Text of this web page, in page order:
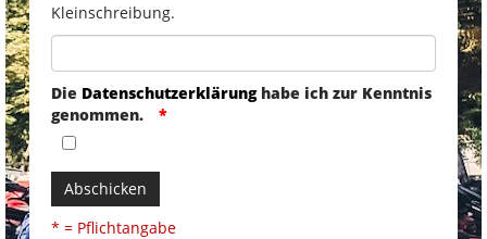
Kleinschreibung.
Die Datenschutzerklärunghabe ich zur Kenntnis
genommen.
Abschicken
* = Pflichtangabe